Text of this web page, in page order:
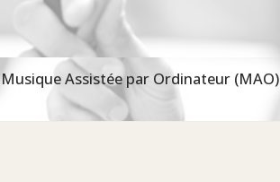
Musique Assistée par Ordinateur (MAO)